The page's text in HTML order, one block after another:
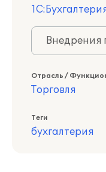
Внедрения
Отрасль /
Торговля
Теги
бухгалтерия